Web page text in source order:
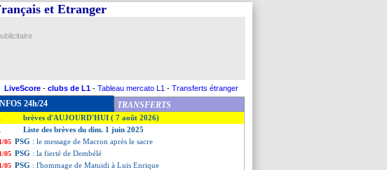
et Etranger
LiveScore - clubs de L1 - Tableau mercato L1 - Transferts étranger
24h/24 TRANSFERTS
brèves d'AUJOURD'HUI ( 7 août 2026)
Liste des brèves du dim. 1 juin 2025
05 PSG : le message de Macron après le sacre
05 PSG : la fierté de Dembélé
05 PSG : l'hommage de Matuidi à Luis Enrique